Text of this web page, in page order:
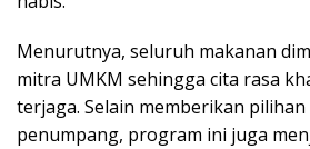
Menurutnya, seluruh makanan
mitra UMKM sehingga cita rasa
terjaga. Selain memberikan
penumpang, program ini juga